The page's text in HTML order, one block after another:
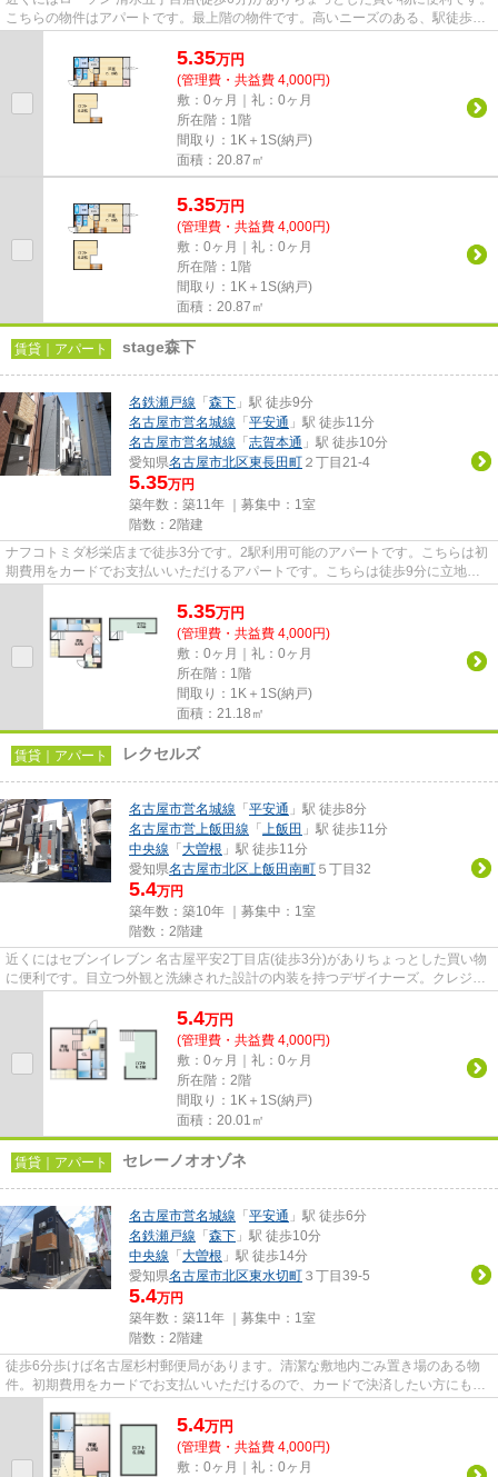
こちらの物件はアパートです。最上階の物件です。高いニーズのある、駅徒歩9
5.35万円
(管理費・共益費 4,000円)
敷：0ヶ月｜礼：0ヶ月
所在階：1階
間取り：1K＋1S(納戸)
面積：20.87㎡
5.35万円
(管理費・共益費 4,000円)
敷：0ヶ月｜礼：0ヶ月
所在階：1階
間取り：1K＋1S(納戸)
面積：20.87㎡
賃貸｜アパート stage森下
名鉄瀬戸線 「 森下 」駅 徒歩9分
名古屋市営名城線 「 平安通 」駅 徒歩11分
名古屋市営名城線 「 志賀本通 」駅 徒歩10分
愛知県名古屋市北区東長田町 ２丁目21-4
5.35万円
築年数：築11年 ｜募集中： 1室
階数：2階建
ナフコトミダ杉栄店まで徒歩3分です。2駅利用可能のアパートです。こちらは初
期費用をカードでお支払いいただけるアパートです。こちらは徒歩9分に立地す
5.35万円
(管理費・共益費 4,000円)
敷：0ヶ月｜礼：0ヶ月
所在階：1階
間取り：1K＋1S(納戸)
面積：21.18㎡
賃貸｜アパート レクセルズ
名古屋市営名城線 「 平安通 」駅 徒歩8分
名古屋市営上飯田線 「 上飯田 」駅 徒歩11分
中央線 「 大曽根 」駅 徒歩11分
愛知県名古屋市北区上飯田南町 ５丁目32
5.4万円
築年数：築10年 ｜募集中： 1室
階数：2階建
近くにはセブンイレブン 名古屋平安2丁目店(徒歩3分)がありちょっとした買い物
に便利です。目立つ外観と洗練された設計の内装を持つデザイナーズ。クレジッ
5.4万円
(管理費・共益費 4,000円)
敷：0ヶ月｜礼：0ヶ月
所在階：2階
間取り：1K＋1S(納戸)
面積：20.01㎡
賃貸｜アパート セレーノオオゾネ
名古屋市営名城線 「 平安通 」駅 徒歩6分
名鉄瀬戸線 「 森下 」駅 徒歩10分
中央線 「 大曽根 」駅 徒歩14分
愛知県名古屋市北区東水切町 ３丁目39-5
5.4万円
築年数：築11年 ｜募集中： 1室
階数：2階建
徒歩6分歩けば名古屋杉村郵便局があります。清潔な敷地内ごみ置き場のある物
件。初期費用をカードでお支払いいただけるので、カードで決済したい方にもお
5.4万円
(管理費・共益費 4,000円)
敷：0ヶ月｜礼：0ヶ月